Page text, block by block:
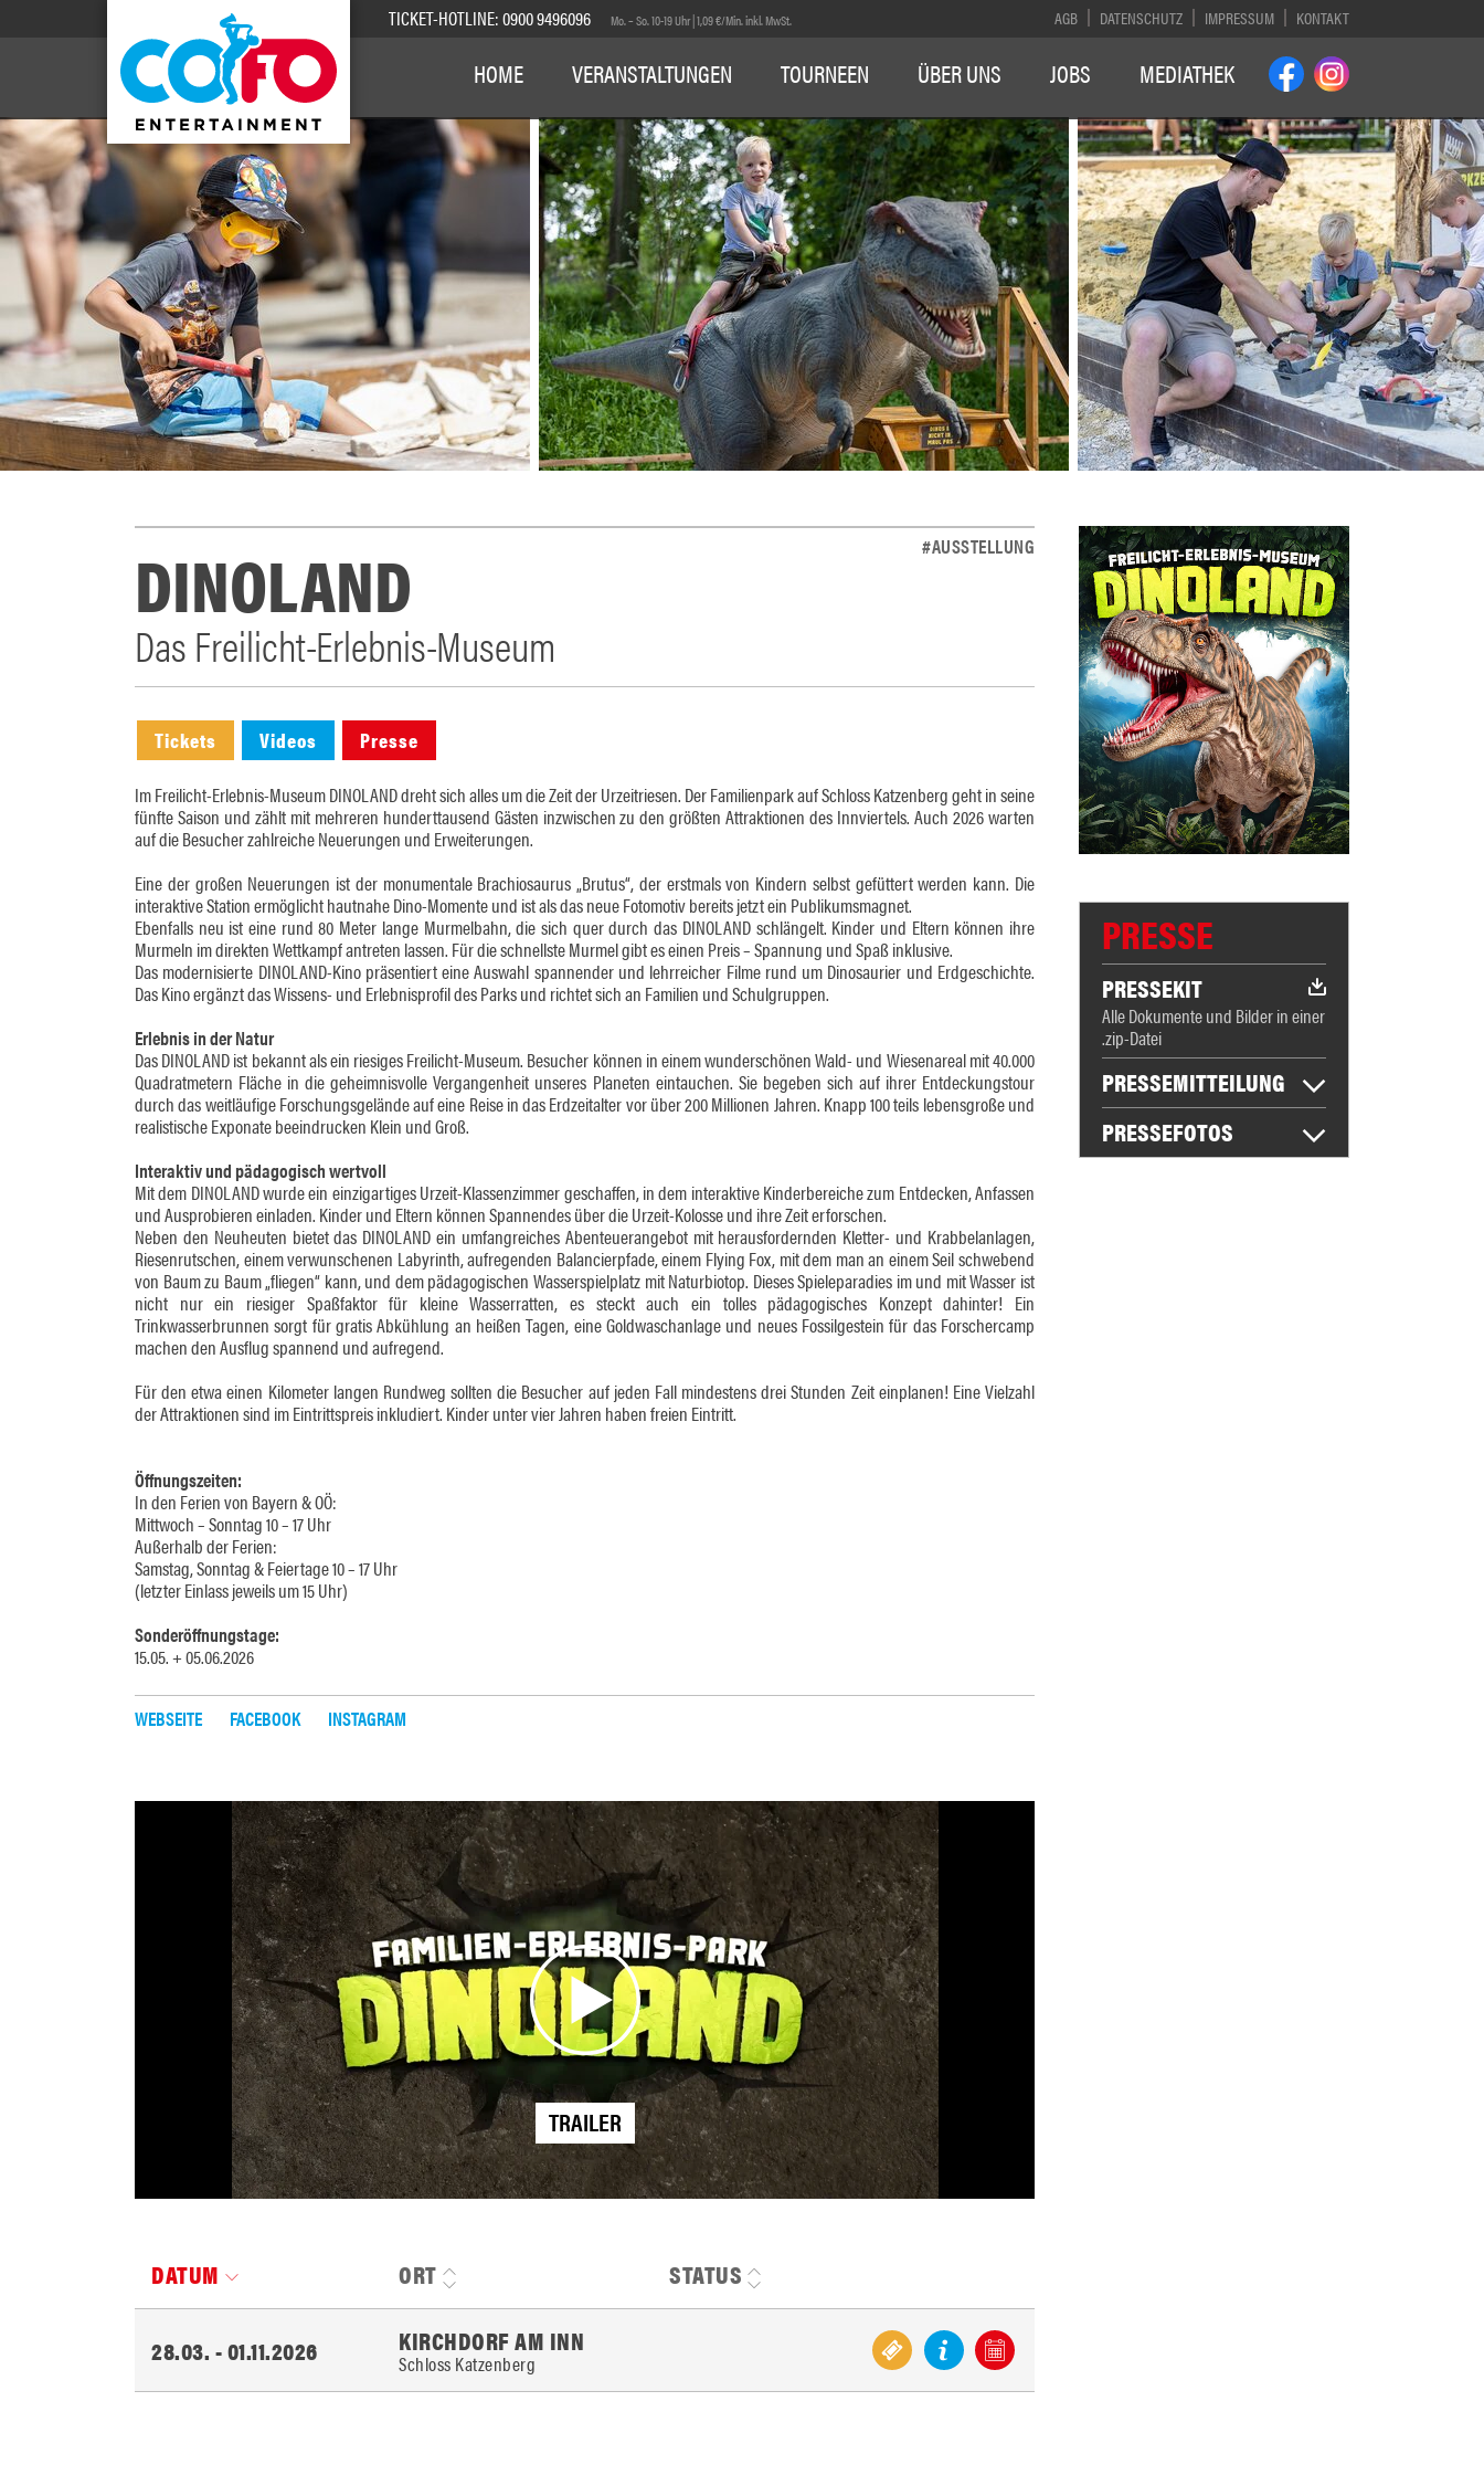
TICKET-HOTLINE:0900 9496096 Mo. – So. 10-19 Uhr | 1,09 €/Min. inkl. MwSt. AGB DATENSCHUTZ IMPRESSUM KONTAKT
HOME VERANSTALTUNGEN TOURNEEN ÜBER UNS JOBS MEDIATHEK
1 2 3 4 5 6 7 8 9 10 11 12
#AUSSTELLUNG
DINOLAND
Das Freilicht-Erlebnis-Museum
Tickets Videos Presse
Im Freilicht-Erlebnis-Museum DINOLAND dreht sich alles um die Zeit der Urzeitriesen. Der Familienpark auf Schloss Katzenberg geht in seine
fünfte Saison und zählt mit mehreren hunderttausend Gästen inzwischen zu den größten Attraktionen des Innviertels. Auch 2026 warten
auf die Besucher zahlreiche Neuerungen und Erweiterungen.
Eine der großen Neuerungen ist der monumentale Brachiosaurus „Brutus“, der erstmals von Kindern selbst gefüttert werden kann. Die
interaktive Station ermöglicht hautnahe Dino-Momente und ist als das neue Fotomotiv bereits jetzt ein Publikumsmagnet.
Ebenfalls neu ist eine rund 80 Meter lange Murmelbahn, die sich quer durch das DINOLAND schlängelt. Kinder und Eltern können ihre
Murmeln im direkten Wettkampf antreten lassen. Für die schnellste Murmel gibt es einen Preis – Spannung und Spaß inklusive.
Das modernisierte DINOLAND-Kino präsentiert eine Auswahl spannender und lehrreicher Filme rund um Dinosaurier und Erdgeschichte.
Das Kino ergänzt das Wissens- und Erlebnisprofil des Parks und richtet sich an Familien und Schulgruppen.
Erlebnis in der Natur
Das DINOLAND ist bekannt als ein riesiges Freilicht-Museum. Besucher können in einem wunderschönen Wald- und Wiesenareal mit 40.000
Quadratmetern Fläche in die geheimnisvolle Vergangenheit unseres Planeten eintauchen. Sie begeben sich auf ihrer Entdeckungstour
durch das weitläufige Forschungsgelände auf eine Reise in das Erdzeitalter vor über 200 Millionen Jahren. Knapp 100 teils lebensgroße und
realistische Exponate beeindrucken Klein und Groß.
Interaktiv und pädagogisch wertvoll
Mit dem DINOLAND wurde ein einzigartiges Urzeit-Klassenzimmer geschaffen, in dem interaktive Kinderbereiche zum Entdecken, Anfassen
und Ausprobieren einladen. Kinder und Eltern können Spannendes über die Urzeit-Kolosse und ihre Zeit erforschen.
Neben den Neuheuten bietet das DINOLAND ein umfangreiches Abenteuerangebot mit herausfordernden Kletter- und Krabbelanlagen,
Riesenrutschen, einem verwunschenen Labyrinth, aufregenden Balancierpfade, einem Flying Fox, mit dem man an einem Seil schwebend
von Baum zu Baum „fliegen“ kann, und dem pädagogischen Wasserspielplatz mit Naturbiotop. Dieses Spieleparadies im und mit Wasser ist
nicht nur ein riesiger Spaßfaktor für kleine Wasserratten, es steckt auch ein tolles pädagogisches Konzept dahinter! Ein
Trinkwasserbrunnen sorgt für gratis Abkühlung an heißen Tagen, eine Goldwaschanlage und neues Fossilgestein für das Forschercamp
machen den Ausflug spannend und aufregend.
Für den etwa einen Kilometer langen Rundweg sollten die Besucher auf jeden Fall mindestens drei Stunden Zeit einplanen! Eine Vielzahl
der Attraktionen sind im Eintrittspreis inkludiert. Kinder unter vier Jahren haben freien Eintritt.
Öffnungszeiten:
In den Ferien von Bayern & OÖ:
Mittwoch – Sonntag 10 – 17 Uhr
Außerhalb der Ferien:
Samstag, Sonntag & Feiertage 10 – 17 Uhr
(letzter Einlass jeweils um 15 Uhr)
Sonderöffnungstage:
15.05. + 05.06.2026
WEBSEITE FACEBOOK INSTAGRAM
TRAILER
DATUM ORT STATUS
28.03. - 01.11.2026 KIRCHDORF AM INN
Schloss Katzenberg
PRESSE
PRESSEKIT
Alle Dokumente und Bilder in einer
.zip-Datei
PRESSEMITTEILUNG
PRESSEFOTOS